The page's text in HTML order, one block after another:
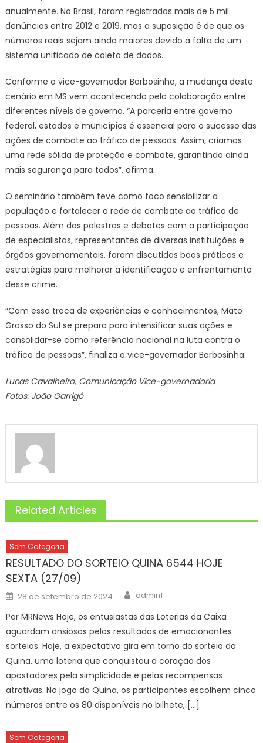
anualmente. No Brasil, foram registradas mais de 5 mil
denúncias entre 2012 e 2019, mas a suposição é de que os
números reais sejam ainda maiores devido à falta de um
sistema unificado de coleta de dados.
Conforme o vice-governador Barbosinha, a mudança deste
cenário em MS vem acontecendo pela colaboração entre
diferentes níveis de governo. “A parceria entre governo
federal, estados e municípios é essencial para o sucesso das
ações de combate ao tráfico de pessoas. Assim, criamos
uma rede sólida de proteção e combate, garantindo ainda
mais segurança para todos”, afirma.
O seminário também teve como foco sensibilizar a
população e fortalecer a rede de combate ao tráfico de
pessoas. Além das palestras e debates com a participação
de especialistas, representantes de diversas instituições e
órgãos governamentais, foram discutidas boas práticas e
estratégias para melhorar a identificação e enfrentamento
desse crime.
“Com essa troca de experiências e conhecimentos, Mato
Grosso do Sul se prepara para intensificar suas ações e
consolidar-se como referência nacional na luta contra o
tráfico de pessoas”, finaliza o vice-governador Barbosinha.
Lucas Cavalheiro, Comunicação Vice-governadoria
Fotos: João Garrigó
Related Articles
Sem Categoria
RESULTADO DO SORTEIO QUINA 6544 HOJE
SEXTA (27/09)
Posted
on
28 de setembro de 2024 Author
admin1
Por MRNews Hoje, os entusiastas das Loterias da Caixa
aguardam ansiosos pelos resultados de emocionantes
sorteios. Hoje, a expectativa gira em torno do sorteio da
Quina, uma loteria que conquistou o coração dos
apostadores pela simplicidade e pelas recompensas
atrativas. No jogo da Quina, os participantes escolhem cinco
números entre os 80 disponíveis no bilhete, […]
Sem Categoria